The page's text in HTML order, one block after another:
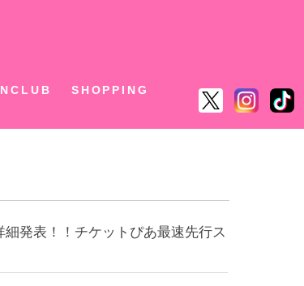
SHOPPING
発表！！チケットぴあ最速先行ス